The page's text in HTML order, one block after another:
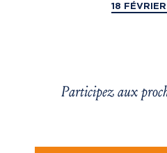
18
Participez aux